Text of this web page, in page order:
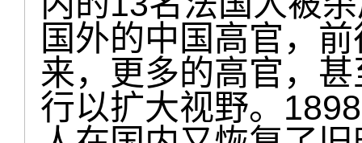
国外的中国高官，
来，更多的高官，
行以扩大视野。